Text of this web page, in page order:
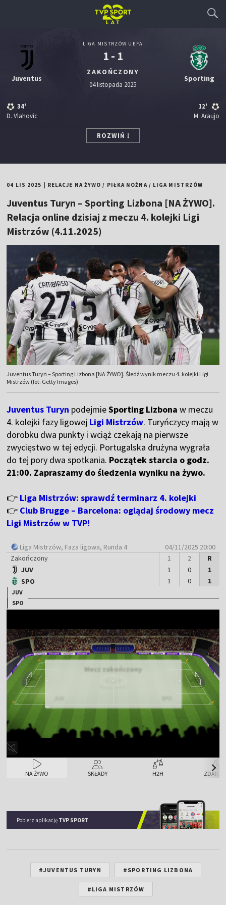
Juventus
34'
D. Vlahovic
LIGA MISTRZÓW UEFA
1 - 1
ZAKOŃCZONY
04 listopada 2025
Sporting
12'
M. Araujo
ROZWIŃ
04 LIS 2025 RELACJE NA ŻYWO / PIŁKA NOŻNA/ LIGA MISTRZÓW
Juventus Turyn – Sporting Lizbona [NA ŻYWO].
Relacja online dzisiaj z meczu 4. kolejki Ligi
Mistrzów (4.11.2025)
Juventus Turyn – Sporting Lizbona [NA ŻYWO]. Śledź wynik meczu 4. kolejki Ligi
Mistrzów (fot. Getty Images)
Juventus Turyn podejmieSporting Lizbona w meczu
4. kolejki fazy ligowej Ligi Mistrzów. Turyńczycy mają w
dorobku dwa punkty i wciąż czekają na pierwsze
zwycięstwo w tej edycji. Portugalska drużyna wygrała
do tej pory dwa spotkania. Początek starcia o godz.
21:00. Zapraszamy do śledzenia wyniku na żywo.
👉 Liga Mistrzów: sprawdź terminarz 4. kolejki
👉 Club Brugge – Barcelona: oglądaj środowy mecz
Ligi Mistrzów w TVP!
Liga Mistrzów, Faza ligowa, Runda 4
04/11/2025 20:00
Zakończony
JUV
SPO
1
1
1
2
0
0
R
1
1
JUV
SPO
NA ŻYWO SKŁADY H2H
Mecz zakończony
SPO
Pobierz aplikację TVP SPORT
#JUVENTUS TURYN #SPORTING LIZBONA
#LIGA MISTRZÓW